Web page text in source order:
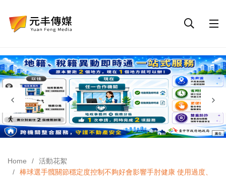
Home
活動花絮
棒球選手髖關節穩定度控制不夠好會影響手肘健康 使用過度、